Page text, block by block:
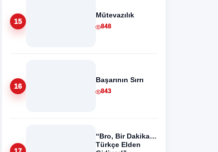
15
Mütevazılık
848
16
Başarının Sırrı
843
“Bro, Bir Dakika…
Türkçe Elden